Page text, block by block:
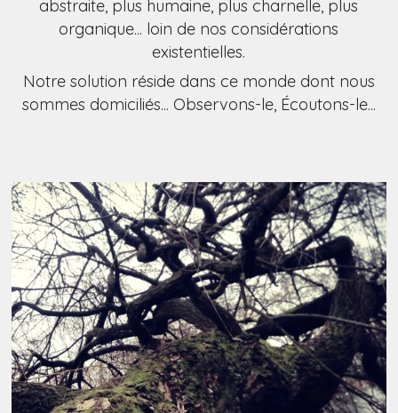
abstraite, plus humaine, plus charnelle, plus
organique... loin de nos considérations
existentielles.
Notre solution réside dans ce monde dont nous
sommes domiciliés... Observons-le, Écoutons-le...